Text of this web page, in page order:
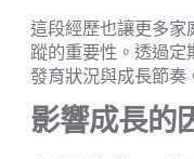
這段經歷也讓更多家
蹤的重要性。透過定
發育狀況與成長節奏
影響成長的